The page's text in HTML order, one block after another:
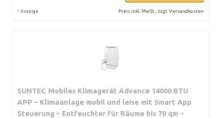
* Anzeige Preis inkl. MwSt., zzgl. Versandkosten
SUNTEC Mobiles Klimagerät Advance 14000 BTU
APP – Klimaanlage mobil und leise mit Smart App
Steuerung – Entfeuchter für Räume bis 70 qm –